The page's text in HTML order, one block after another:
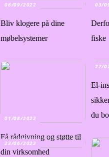
06/09/2022
Bliv klogere på dine
møbelsystemer
03/
fiske
01/08/2022
Få rådgivning og støtte til
din virksomhed
27/
El-
du
23/06/2022